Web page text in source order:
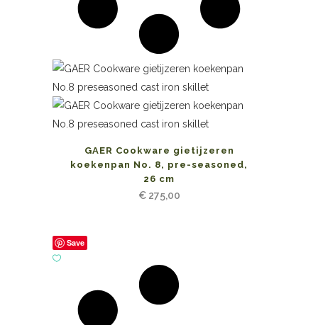
GAER Cookware gietijzeren
koekenpan No. 8, pre-seasoned,
26 cm
€275,00
Save